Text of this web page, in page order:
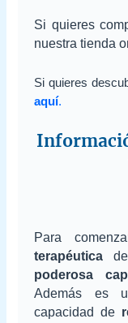
Si quieres
nuestra tienda
Si quieres
aquí.
Para
terapéutica
poderosa
Además es
capacidad de